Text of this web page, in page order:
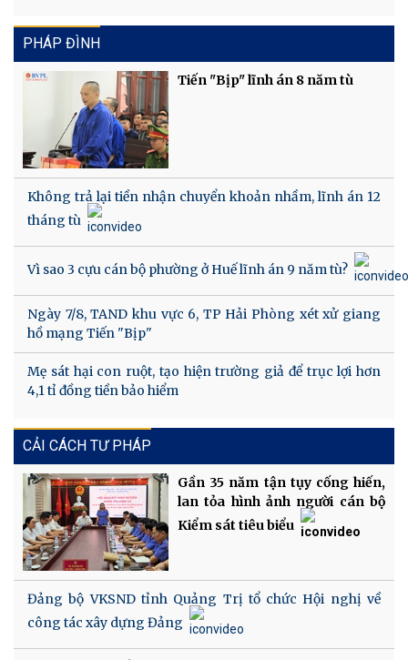
PHÁP ĐÌNH
Tiến "Bịp" lĩnh án 8 năm tù
Không trả lại tiền nhận chuyển khoản nhầm, lĩnh án 12
tháng tù
Vì sao 3 cựu cán bộ phường ở Huế lĩnh án 9 năm tù?
Ngày 7/8, TAND khu vực 6, TP Hải Phòng xét xử giang
hồ mạng Tiến "Bịp"
Mẹ sát hại con ruột, tạo hiện trường giả để trục lợi hơn
4,1 tỉ đồng tiền bảo hiểm
CẢI CÁCH TƯ PHÁP
Gần 35 năm tận tụy cống hiến,
lan tỏa hình ảnh người cán bộ
Kiểm sát tiêu biểu
Đảng bộ VKSND tỉnh Quảng Trị tổ chức Hội nghị về
công tác xây dựng Đảng